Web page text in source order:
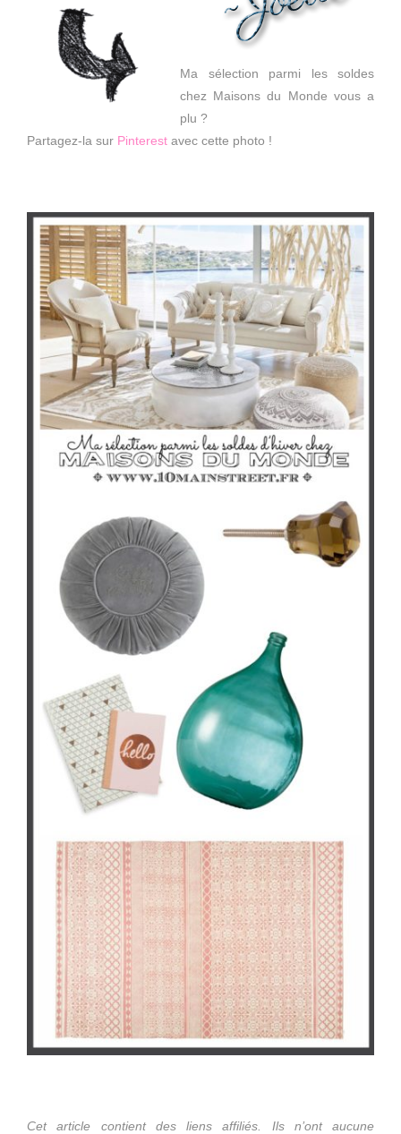
Ma sélection parmi les soldes
chez Maisons du Monde vous a
plu ?
Partagez-la sur Pinterest avec cette photo !
Cet article contient des liens affiliés. Ils n’ont aucune